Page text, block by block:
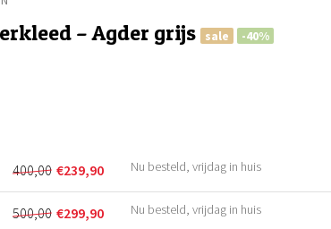
– Agder grijs sale -40%
400,00
Oorspronkelijke
prijs
was:
€239,90
Huidige
prijs
is:
Nu besteld, vrijdag in huis
500,00
Oorspronkelijke
€299,90
Huidige Nu besteld, vrijdag in huis